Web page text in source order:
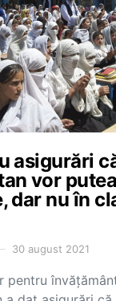
asigurări
vor
dar nu în
30 august 2021
pentru